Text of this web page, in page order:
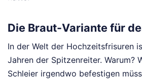
Die Braut-Variante für
In der Welt der Hochzeitsfrisuren
Jahren der Spitzenreiter. Warum?
Schleier irgendwo befestigen